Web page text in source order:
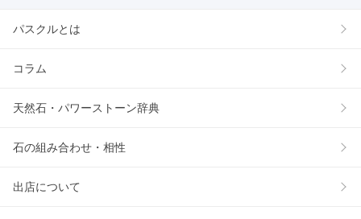
パスクルとは
コラム
天然石・パワーストーン辞典
石の組み合わせ・相性
出店について